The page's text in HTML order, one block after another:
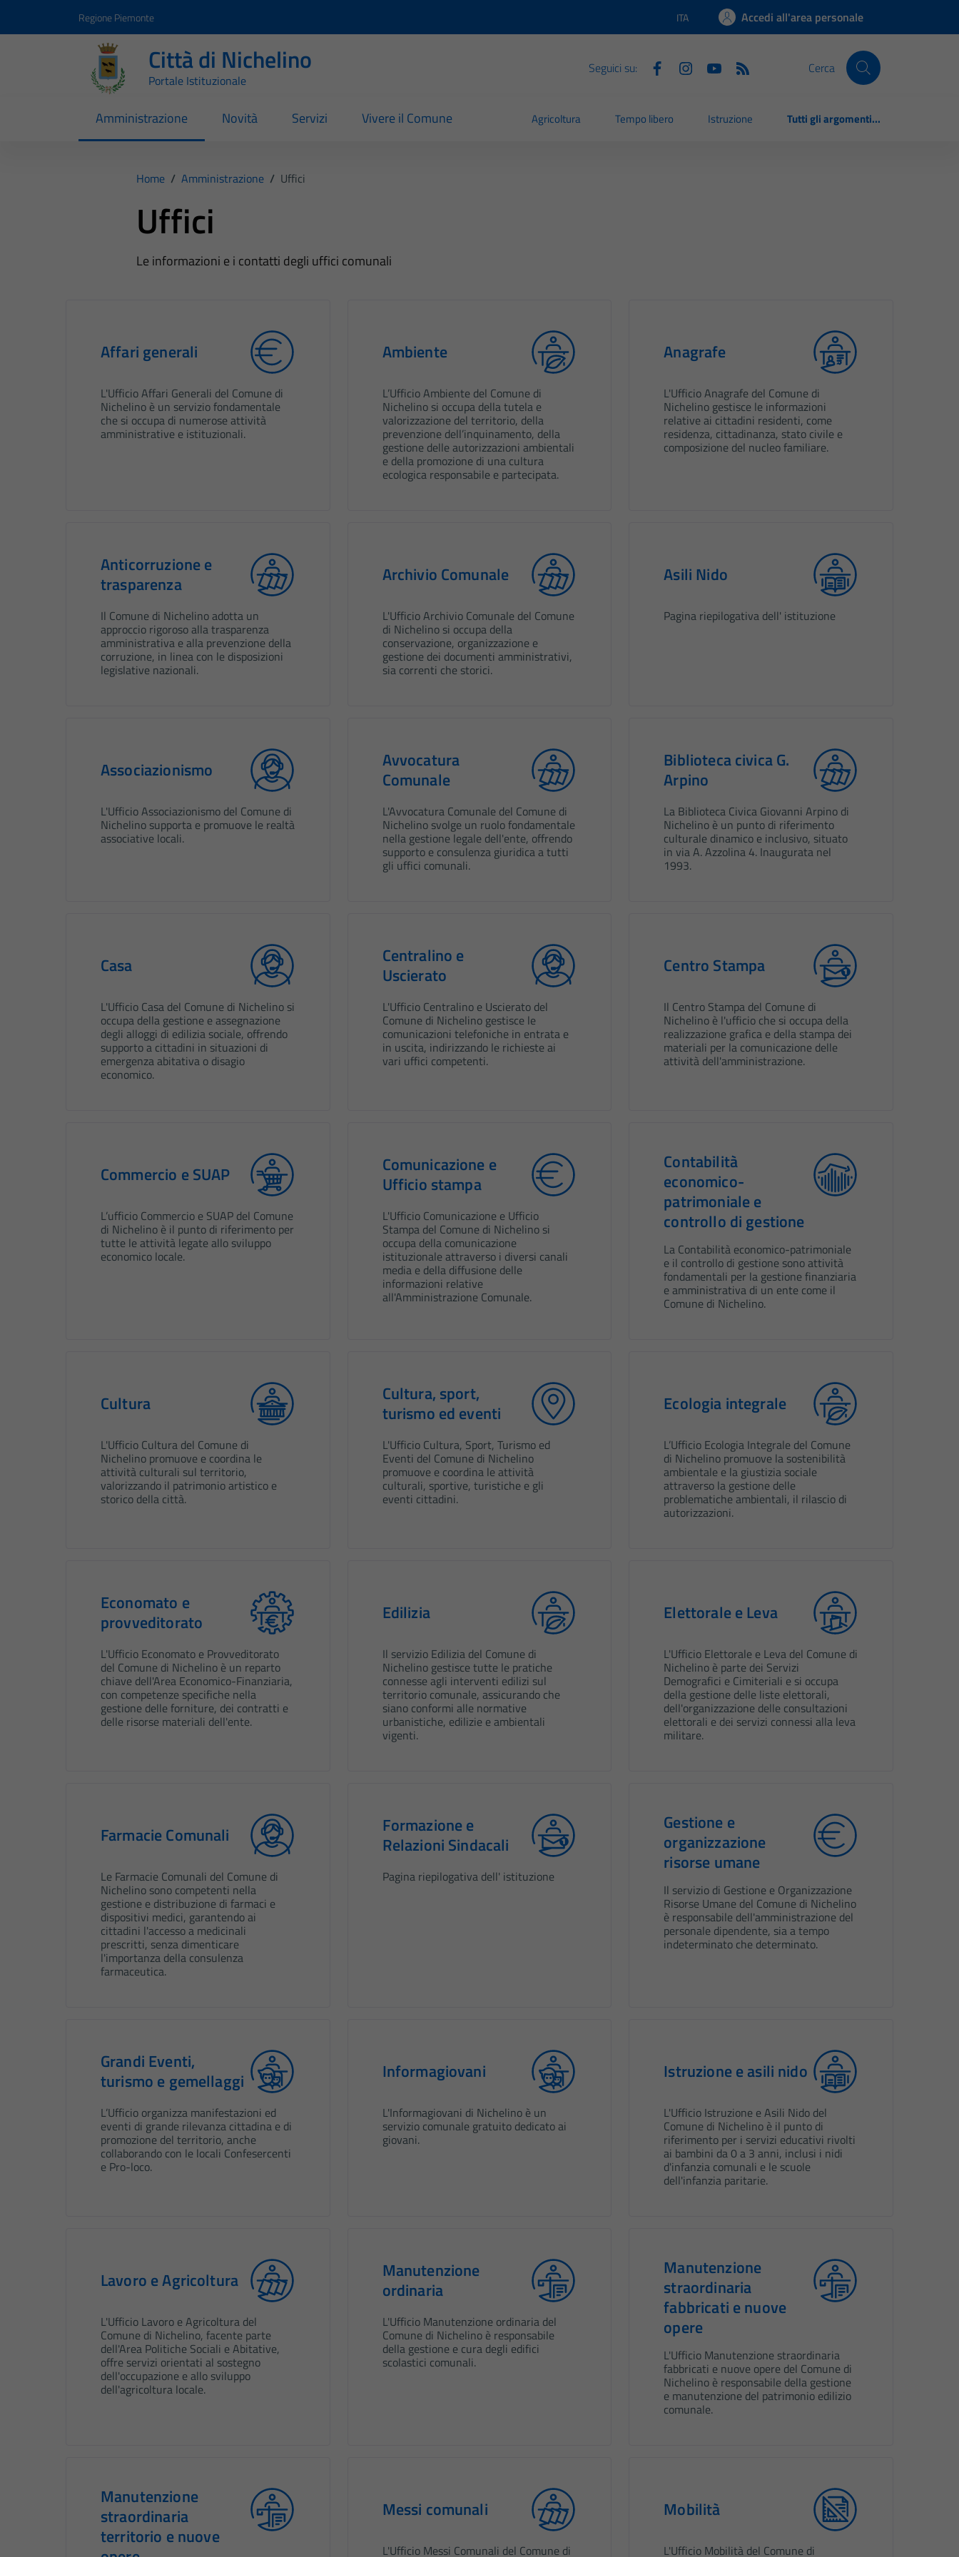
Regione Piemonte Lingua attiva:
ITA Accedi all'area personale
Città di Nichelino
Portale Istituzionale
Seguici su: Cerca
Amministrazione Novità Servizi Vivere il Comune Agricoltura Tempo libero Istruzione Tutti gli argomenti...
Home / Amministrazione / Uffici
Uffici
Le informazioni e i contatti degli uffici comunali
Affari generali
L'Ufficio Affari Generali del Comune di
Nichelino è un servizio fondamentale
che si occupa di numerose attività
amministrative e istituzionali.
Ambiente
L’Ufficio Ambiente del Comune di
Nichelino si occupa della tutela e
valorizzazione del territorio, della
prevenzione dell’inquinamento, della
gestione delle autorizzazioni ambientali
e della promozione di una cultura
ecologica responsabile e partecipata.
Anagrafe
L'Ufficio Anagrafe del Comune di
Nichelino gestisce le informazioni
relative ai cittadini residenti, come
residenza, cittadinanza, stato civile e
composizione del nucleo familiare.
Anticorruzione e
trasparenza
Il Comune di Nichelino adotta un
approccio rigoroso alla trasparenza
amministrativa e alla prevenzione della
corruzione, in linea con le disposizioni
legislative nazionali.
Archivio Comunale
L'Ufficio Archivio Comunale del Comune
di Nichelino si occupa della
conservazione, organizzazione e
gestione dei documenti amministrativi,
sia correnti che storici.
Asili Nido
Pagina riepilogativa dell' istituzione
Associazionismo
L'Ufficio Associazionismo del Comune di
Nichelino supporta e promuove le realtà
associative locali.
Avvocatura
Comunale
L'Avvocatura Comunale del Comune di
Nichelino svolge un ruolo fondamentale
nella gestione legale dell'ente, offrendo
supporto e consulenza giuridica a tutti
gli uffici comunali.
Biblioteca civica G.
Arpino
La Biblioteca Civica Giovanni Arpino di
Nichelino è un punto di riferimento
culturale dinamico e inclusivo, situato
in via A. Azzolina 4. Inaugurata nel
1993.
Casa
L'Ufficio Casa del Comune di Nichelino si
occupa della gestione e assegnazione
degli alloggi di edilizia sociale, offrendo
supporto a cittadini in situazioni di
emergenza abitativa o disagio
economico.
Centralino e
Uscierato
L'Ufficio Centralino e Uscierato del
Comune di Nichelino gestisce le
comunicazioni telefoniche in entrata e
in uscita, indirizzando le richieste ai
vari uffici competenti.
Centro Stampa
Il Centro Stampa del Comune di
Nichelino è l'ufficio che si occupa della
realizzazione grafica e della stampa dei
materiali per la comunicazione delle
attività dell'amministrazione.
Commercio e SUAP
L’ufficio Commercio e SUAP del Comune
di Nichelino è il punto di riferimento per
tutte le attività legate allo sviluppo
economico locale.
Comunicazione e
Ufficio stampa
L'Ufficio Comunicazione e Ufficio
Stampa del Comune di Nichelino si
occupa della comunicazione
istituzionale attraverso i diversi canali
media e della diffusione delle
informazioni relative
all'Amministrazione Comunale.
Contabilità
economico-
patrimoniale e
controllo di gestione
La Contabilità economico-patrimoniale
e il controllo di gestione sono attività
fondamentali per la gestione finanziaria
e amministrativa di un ente come il
Comune di Nichelino.
Cultura
L'Ufficio Cultura del Comune di
Nichelino promuove e coordina le
attività culturali sul territorio,
valorizzando il patrimonio artistico e
storico della città.
Cultura, sport,
turismo ed eventi
L'Ufficio Cultura, Sport, Turismo ed
Eventi del Comune di Nichelino
promuove e coordina le attività
culturali, sportive, turistiche e gli
eventi cittadini.
Ecologia integrale
L’Ufficio Ecologia Integrale del Comune
di Nichelino promuove la sostenibilità
ambientale e la giustizia sociale
attraverso la gestione delle
problematiche ambientali, il rilascio di
autorizzazioni.
Economato e
provveditorato
L'Ufficio Economato e Provveditorato
del Comune di Nichelino è un reparto
chiave dell'Area Economico-Finanziaria,
con competenze specifiche nella
gestione delle forniture, dei contratti e
delle risorse materiali dell'ente.
Edilizia
Il servizio Edilizia del Comune di
Nichelino gestisce tutte le pratiche
connesse agli interventi edilizi sul
territorio comunale, assicurando che
siano conformi alle normative
urbanistiche, edilizie e ambientali
vigenti.
Elettorale e Leva
L'Ufficio Elettorale e Leva del Comune di
Nichelino è parte dei Servizi
Demografici e Cimiteriali e si occupa
della gestione delle liste elettorali,
dell'organizzazione delle consultazioni
elettorali e dei servizi connessi alla leva
militare.
Farmacie Comunali
Le Farmacie Comunali del Comune di
Nichelino sono competenti nella
gestione e distribuzione di farmaci e
dispositivi medici, garantendo ai
cittadini l'accesso a medicinali
prescritti, senza dimenticare
l'importanza della consulenza
farmaceutica.
Formazione e
Relazioni Sindacali
Pagina riepilogativa dell' istituzione
Gestione e
organizzazione
risorse umane
Il servizio di Gestione e Organizzazione
Risorse Umane del Comune di Nichelino
è responsabile dell'amministrazione del
personale dipendente, sia a tempo
indeterminato che determinato.
Grandi Eventi,
turismo e gemellaggi
L’Ufficio organizza manifestazioni ed
eventi di grande rilevanza cittadina e di
promozione del territorio, anche
collaborando con le locali Confesercenti
e Pro-loco.
Informagiovani
L'Informagiovani di Nichelino è un
servizio comunale gratuito dedicato ai
giovani.
Istruzione e asili nido
L'Ufficio Istruzione e Asili Nido del
Comune di Nichelino è il punto di
riferimento per i servizi educativi rivolti
ai bambini da 0 a 3 anni, inclusi i nidi
d'infanzia comunali e le scuole
dell'infanzia paritarie.
Lavoro e Agricoltura
L'Ufficio Lavoro e Agricoltura del
Comune di Nichelino, facente parte
dell'Area Politiche Sociali e Abitative,
offre servizi orientati al sostegno
dell'occupazione e allo sviluppo
dell'agricoltura locale.
Manutenzione
ordinaria
L'Ufficio Manutenzione ordinaria del
Comune di Nichelino è responsabile
della gestione e cura degli edifici
scolastici comunali.
Manutenzione
straordinaria
fabbricati e nuove
opere
L'Ufficio Manutenzione straordinaria
fabbricati e nuove opere del Comune di
Nichelino è responsabile della gestione
e manutenzione del patrimonio edilizio
comunale.
Manutenzione
straordinaria
territorio e nuove
Messi comunali
L'Ufficio Messi Comunali del Comune di
Mobilità
L'Ufficio Mobilità del Comune di